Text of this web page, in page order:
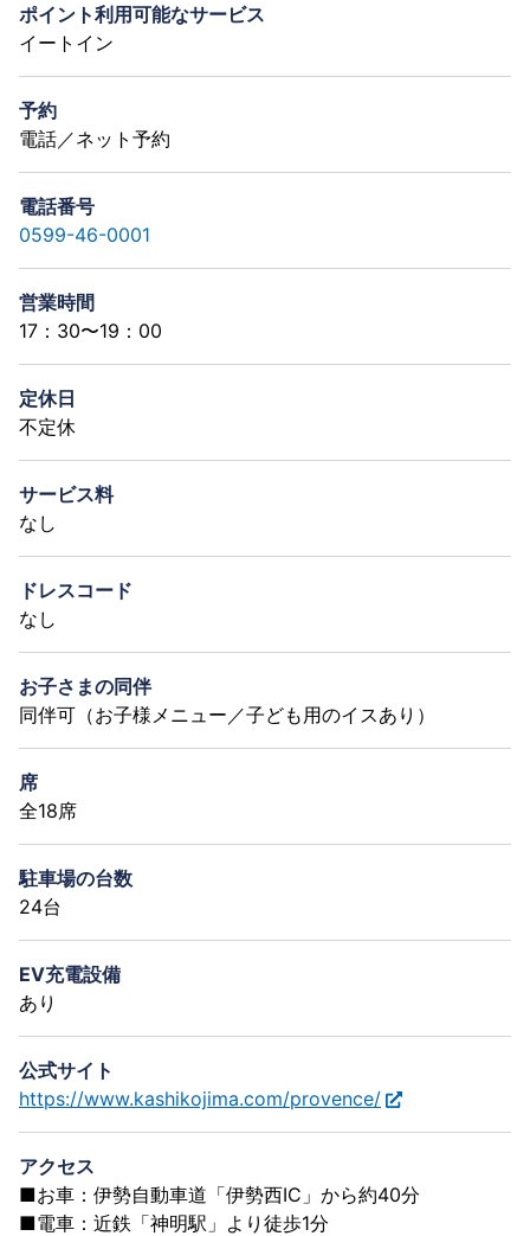
ポイント利用可能なサービス
イートイン
予約
電話／ネット予約
電話番号
0599-46-0001
営業時間
17：30〜19：00
定休日
不定休
サービス料
なし
ドレスコード
なし
お子さまの同伴
同伴可（お子様メニュー／子ども用のイスあり）
席
全18席
駐車場の台数
24台
EV充電設備
あり
公式サイト
https://www.kashikojima.com/provence/
アクセス
■お車：伊勢自動車道「伊勢西IC」から約40分
■電車：近鉄「神明駅」より徒歩1分